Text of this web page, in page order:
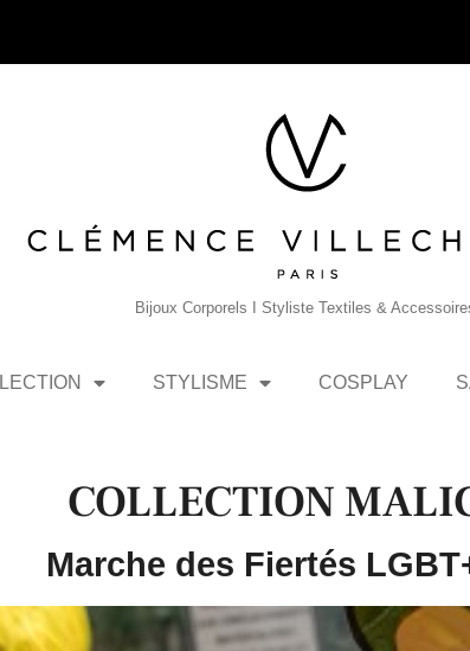
Bijoux Corporels I Styliste Textiles &
STYLISME COSPLAY
COLLECTION
Marche des Fiertés